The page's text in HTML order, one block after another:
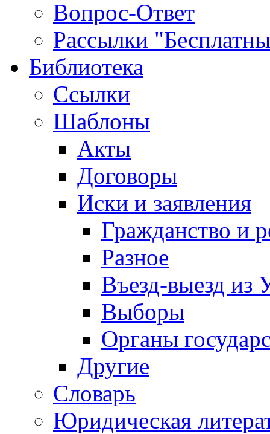
Вопрос-Ответ
Рассылки
Библиотека
Ссылки
Шаблоны
Акты
Договоры
Иски и заявления
Гражданство и
Разное
Въезд-выезд из
Выборы
Органы
Другие
Словарь
Юридическая